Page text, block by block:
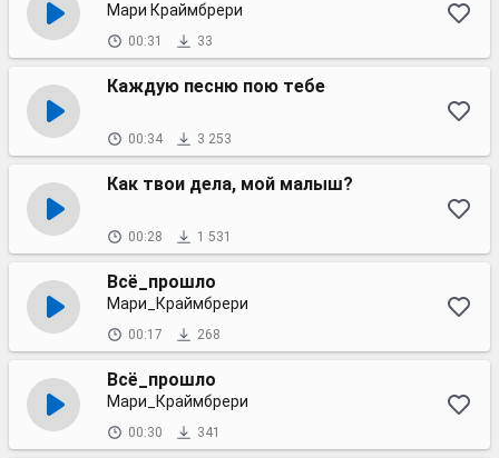
Мари Краймбрери
00:31 33
Каждую песню пою тебе
00:34 3 253
Как твои дела, мой малыш?
00:28 1 531
Всё_прошло
Мари_Краймбрери
00:17 268
Всё_прошло
Мари_Краймбрери
00:30 341